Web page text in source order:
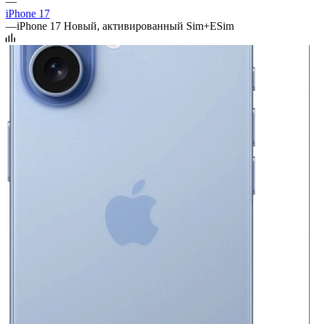
iPhone 17
—iPhone 17 Новый, активированный Sim+ESim